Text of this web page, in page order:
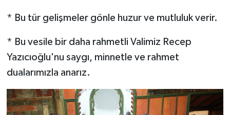
* Bu tür gelişmeler gönle huzur ve mutluluk verir.
* Bu vesile bir daha rahmetli Valimiz Recep
Yazıcıoğlu'nu saygı, minnetle ve rahmet
dualarımızla anarız.